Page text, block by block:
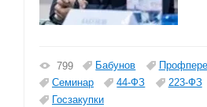
799 Бабунов
Семинар
44-ФЗ 223-ФЗ
Госзакупки